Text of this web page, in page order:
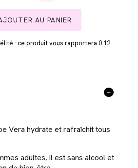
AU PANIER
: ce produit vous rapportera 0.12
Vera hydrate et rafraîchit tous
adultes, il est sans alcool et